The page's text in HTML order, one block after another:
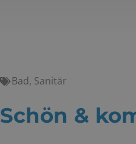
Bad, Sanitär
Schön &